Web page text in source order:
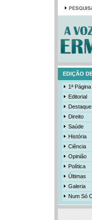
EDIÇÃO
1ª Página
Editorial
Destaque
Direito
Saúde
História
Ciência
Opinião
Política
Últimas
Galeria
Num Só